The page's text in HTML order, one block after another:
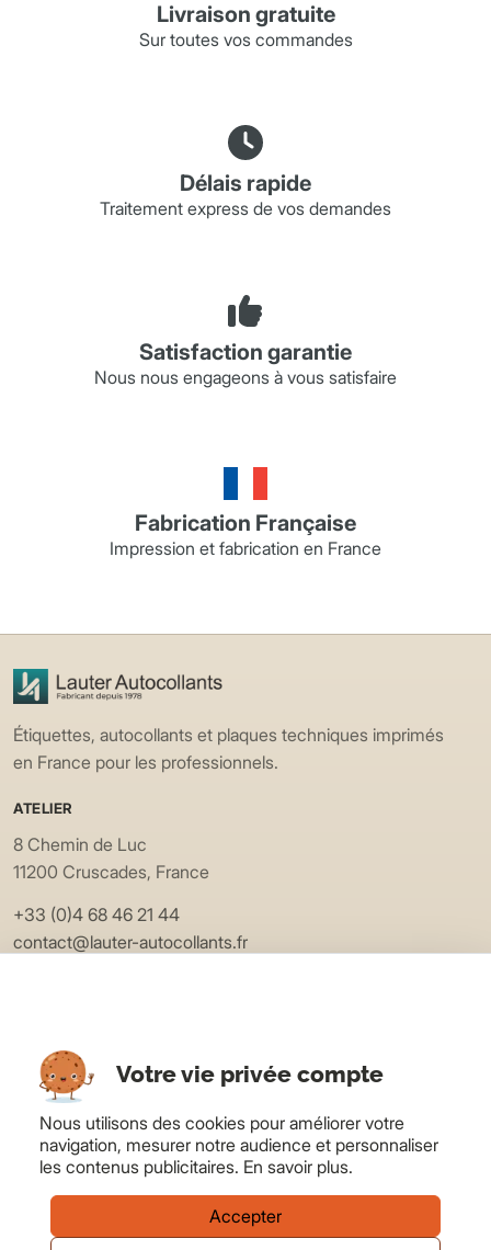
Livraison gratuite
Sur toutes vos commandes
Délais rapide
Traitement express de vos demandes
Satisfaction garantie
Nous nous engageons à vous satisfaire
Fabrication Française
Impression et fabrication en France
Votre vie privée compte
Nous utilisons des cookies pour améliorer votre
navigation, mesurer notre audience et personnaliser
les contenus publicitaires. En savoir plus.
Accepter
Étiquettes, autocollants et plaques techniques imprimés
en France pour les professionnels.
ATELIER
8 Chemin de Luc
11200 Cruscades, France
+33 (0)4 68 46 21 44
contact@lauter-autocollants.fr
Matières
Devis
Blog
LAUTER
À propos
Contact